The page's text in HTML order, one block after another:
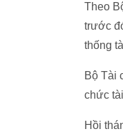
Theo
trước
thống
Bộ Tài
chức
Hồi